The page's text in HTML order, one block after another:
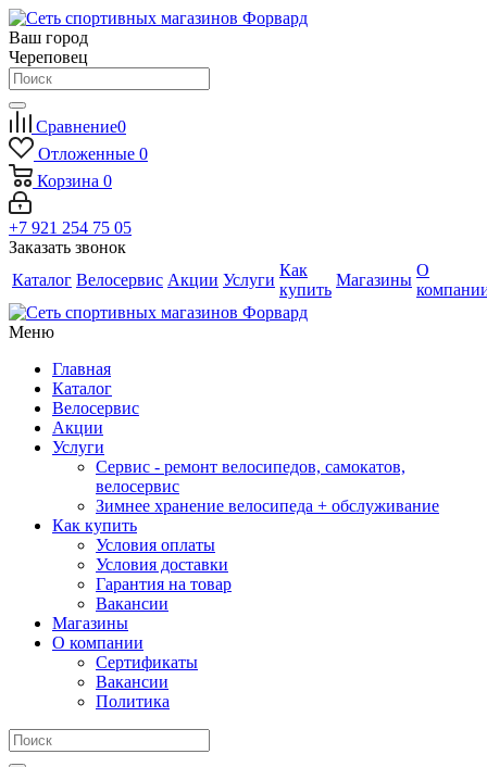
Ваш город
Череповец
Сравнение0
Отложенные 0
Корзина 0
+7 921 254 75 05
Заказать звонок
Каталог Велосервис Акции Услуги
Как
купить
Магазины
О
Меню
Главная
Каталог
Велосервис
Акции
Услуги
Сервис - ремонт велосипедов, самокатов,
велосервис
Зимнее хранение велосипеда + обслуживание
Как купить
Условия оплаты
Условия доставки
Гарантия на товар
Вакансии
Магазины
О компании
Сертификаты
Вакансии
Политика